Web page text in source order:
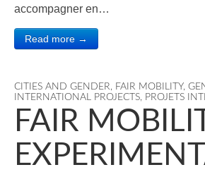
accompagner en…
Read more →
CITIES AND GENDER, FAIR MOBILITY,
INTERNATIONAL PROJECTS, PROJETS
FAIR